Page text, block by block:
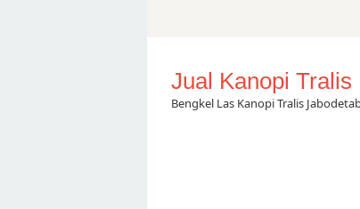
Jual Kanopi Tralis
Bengkel Las Kanopi Tralis